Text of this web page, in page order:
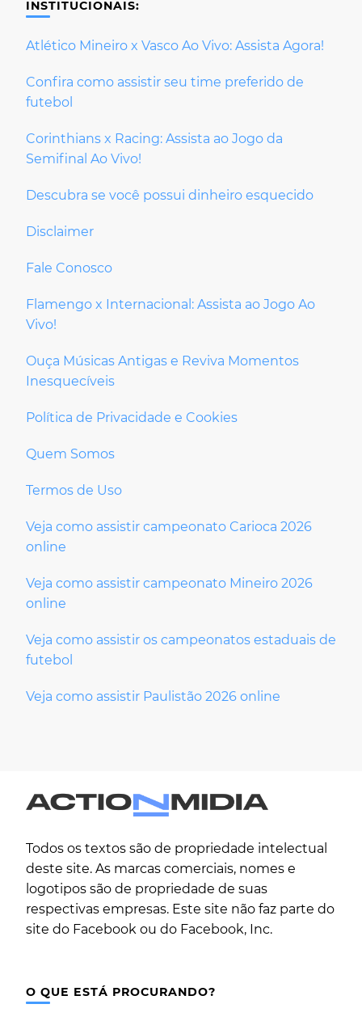
INSTITUCIONAIS:
Atlético Mineiro x Vasco Ao Vivo: Assista Agora!
Confira como assistir seu time preferido de
futebol
Corinthians x Racing: Assista ao Jogo da
Semifinal Ao Vivo!
Descubra se você possui dinheiro esquecido
Disclaimer
Fale Conosco
Flamengo x Internacional: Assista ao Jogo Ao
Vivo!
Ouça Músicas Antigas e Reviva Momentos
Inesquecíveis
Política de Privacidade e Cookies
Quem Somos
Termos de Uso
Veja como assistir campeonato Carioca 2026
online
Veja como assistir campeonato Mineiro 2026
online
Veja como assistir os campeonatos estaduais de
futebol
Veja como assistir Paulistão 2026 online
Todos os textos são de propriedade intelectual
deste site. As marcas comerciais, nomes e
logotipos são de propriedade de suas
respectivas empresas. Este site não faz parte do
site do Facebook ou do Facebook, Inc.
O QUE ESTÁ PROCURANDO?